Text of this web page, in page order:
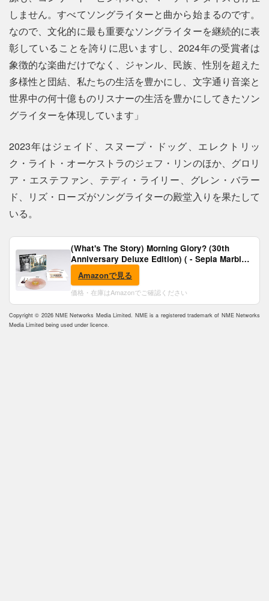
しません。すべてソングライターと曲から始まるのです。
なので、文化的に最も重要なソングライターを継続的に表
彰していることを誇りに思いますし、2024年の受賞者は
象徴的な楽曲だけでなく、ジャンル、民族、性別を超えた
多様性と団結、私たちの生活を豊かにし、文字通り音楽と
世界中の何十億ものリスナーの生活を豊かにしてきたソン
グライターを体現しています」
2023年はジェイド、スヌープ・ドッグ、エレクトリッ
ク・ライト・オーケストラのジェフ・リンのほか、グロリ
ア・エステファン、テディ・ライリー、グレン・バラー
ド、リズ・ローズがソングライターの殿堂入りを果たして
いる。
(What's The Story) Morning Glory? (30th
Anniversary Deluxe Edition) ( - Sepia Marble
Vinyl) [Analog]
Amazonで見る
価格・在庫はAmazonでご確認ください
Copyright © 2026 NME Networks Media Limited. NME is a registered trademark of NME Networks
Media Limited being used under licence.